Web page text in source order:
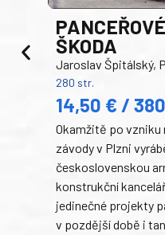
ŠKODA
Jaroslav Špitálský,
280 str.
14,50 € /
Okamžitě po vzniku
závody v Plzni
československou
konstrukční
jedinečné projekty
v pozdější době i